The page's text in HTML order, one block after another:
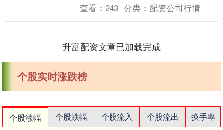
公司和敦煌网没有业务往来....
查看： 243 分类： 配资公司行情
升富配资文章已加载完成
个股实时涨跌榜
个股涨幅 个股跌幅 个股流入 个股流出
换手率